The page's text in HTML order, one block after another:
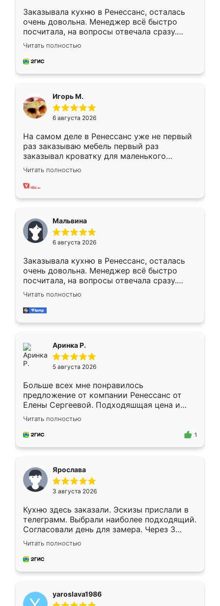
Заказывала кухню в Ренессанс, осталась
очень довольна. Менеджер всё быстро
посчитала, на вопросы отвечала сразу.
Замерщик приехал в субботу, подошёл к
делу со всей ответственностью. Собрали
за день, ребята работали аккуратно, даже
Читать полностью
Игорь М.
6 августа 2026
На самом деле в Ренессанс уже не первый
раз заказываю мебель первый раз
заказывал кроватку для маленького
ребёнка при его рождении ,во второй раз
заказал шкаф-купе. По качеству очень
хорошее сборка достаточно быстрая,
меньше, здесь же он более разнообразный.
Мне нравится ,если что-то потребуется из
мебели буду заказывать только здесь.
Читать полностью
Мальвина
6 августа 2026
Заказывала кухню в Ренессанс, осталась
очень довольна. Менеджер всё быстро
посчитала, на вопросы отвечала сразу.
Замерщик приехал в субботу, подошёл к
делу со всей ответственностью. Собрали
за день, ребята работали аккуратно, даже
Читать полностью
Аринка Р.
5 августа 2026
Больше всех мне понравилось
предложение от компании Ренессанс от
Елены Сергеевой. Подходяшщая цена и
короткие сроки изготовления. Приехавший
для замера сотрудник Владислав
предложил по моему эскизу самый
Читать полностью
1
Ярослава
3 августа 2026
Кухню здесь заказали. Эскизы прислали в
телеграмм. Выбрали наиболее подходящий.
Согласовали день для замера. Через 3
недели кухня была уже готова. Остались
довольны работой. Спасибо Ренессанс
мебель за качественную работу!
Читать полностью
yaroslava1986